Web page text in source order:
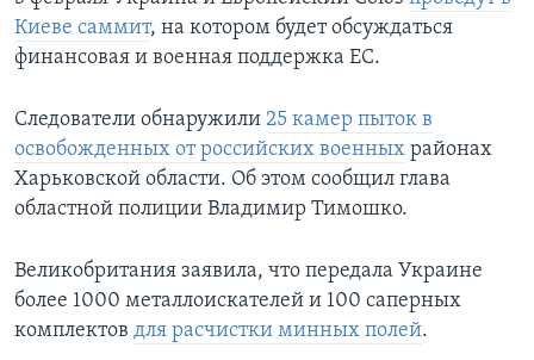
Киеве саммит, на котором будет обсуждаться
финансовая и военная поддержка ЕС.
Следователи обнаружили 25 камер пыток в
освобожденных от российских военных районах
Харьковской области. Об этом сообщил глава
областной полиции Владимир Тимошко.
Великобритания заявила, что передала Украине
более 1000 металлоискателей и 100 саперных
комплектов для расчистки минных полей.